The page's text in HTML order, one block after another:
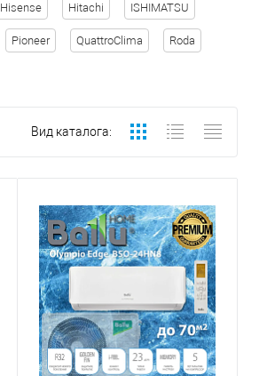
Hisense Hitachi ISHIMATSU
Pioneer QuattroClima Roda
Вид каталога: